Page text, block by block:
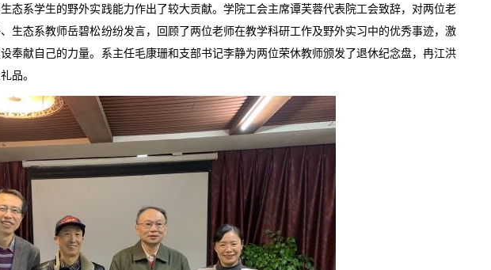
态系学生的野外实践能力作出了较大贡献。学院工会主席谭芙蓉代表院工会致辞，对两位老
生态系教师岳碧松纷纷发言，回顾了两位老师在教学科研工作及野外实习中的优秀事迹，激
奉献自己的力量。系主任毛康珊和支部书记李静为两位荣休教师颁发了退休纪念盘，冉江洪
品。